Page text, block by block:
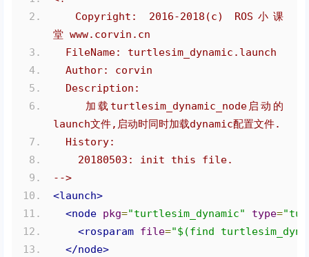
Copyright: 2016-2018(c) ROS小课
堂 www.corvin.cn
FileName: turtlesim_dynamic.launch
Author: corvin
Description:
加载turtlesim_dynamic_node启动的
launch文件,启动时同时加载dynamic配置文件.
History:
20180503: init this file.
-->
<launch>
<node pkg="turtlesim_dynamic" type=
<rosparam file="$(find
</node>